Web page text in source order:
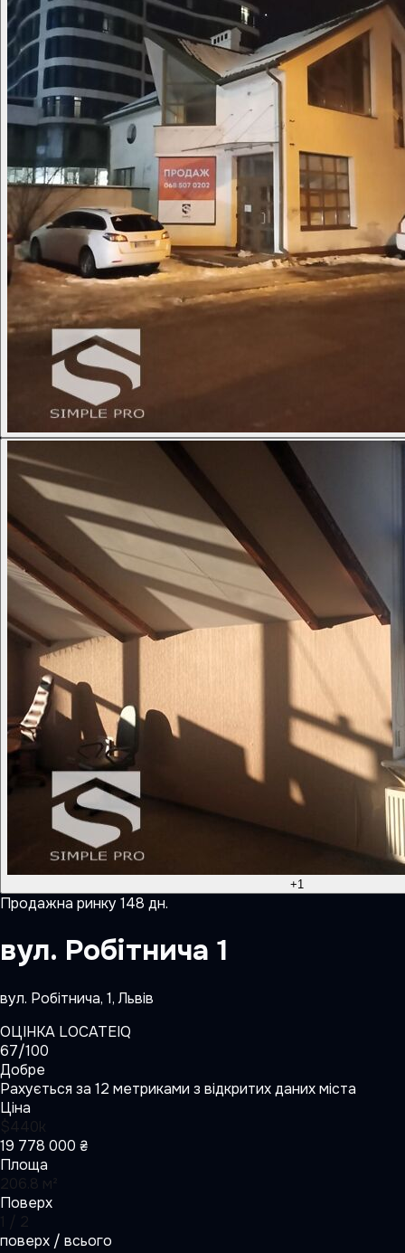
+1
Продажна ринку 148 дн.
вул. Робітнича 1
вул. Робітнича, 1, Львів
ОЦІНКА LOCATEIQ
67/100
Добре
Рахується за 12 метриками з відкритих даних міста
Ціна
$440k
19 778 000 ₴
Площа
206.8 м²
Поверх
1 / 2
поверх / всього